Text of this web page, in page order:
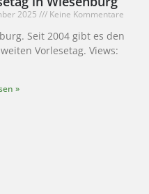
2025 Keine Kommentare
Seit 2004 gibt es den
Vorlesetag. Views:
»